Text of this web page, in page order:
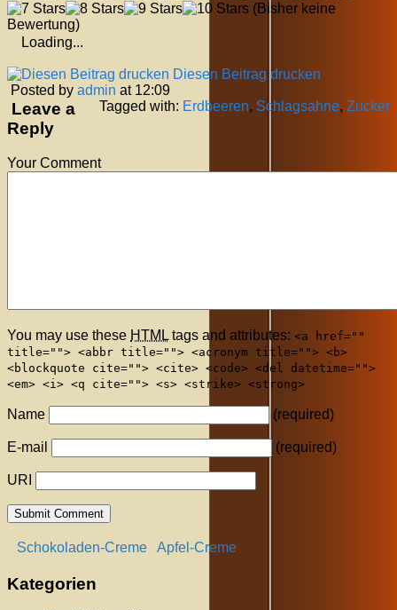
(Bisher keine
Bewertung)
Loading...
Diesen Beitrag drucken
Posted by admin at 12:09
Tagged with: Erdbeeren, Schlagsahne, Zucker
Leave a
Reply
Your Comment
You may use these HTML tags and attributes: <a href=""
title=""> <abbr title=""> <acronym title=""> <b>
<blockquote cite=""> <cite> <code> <del datetime="">
<em> <i> <q cite=""> <s> <strike> <strong>
Name (required)
E-mail (required)
URI
Schokoladen-Creme Apfel-Creme
Kategorien